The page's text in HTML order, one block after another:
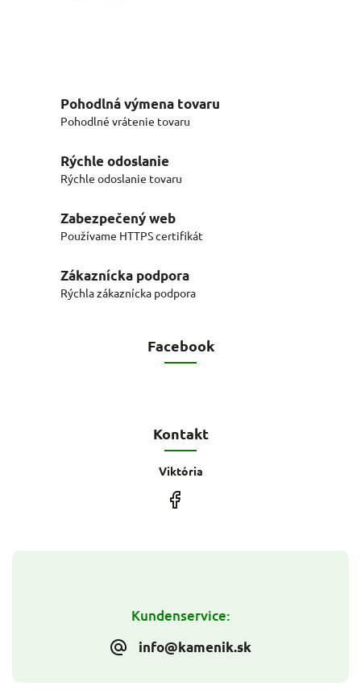
Pohodlná výmena tovaru
Pohodlné vrátenie tovaru
Rýchle odoslanie
Rýchle odoslanie tovaru
Zabezpečený web
Používame HTTPS certifikát
Zákaznícka podpora
Rýchla zákaznícka podpora
Kundenservice:
info@kamenik.sk
Facebook
Kontakt
Viktória